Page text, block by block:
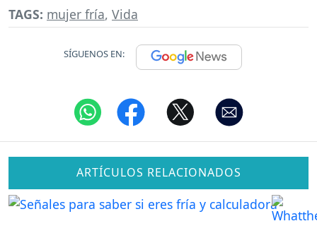
TAGS: mujer fría, Vida
SÍGUENOS EN:
ARTÍCULOS RELACIONADOS